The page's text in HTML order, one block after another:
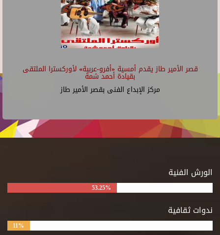
قصر الأمير طاز يقدم أمسية «أفرو-عربية» لأوركسترا الملتقى
بقيادة أحمد شمة
مركز الإبداع الفنى بقصر الأمير طاز
الورش الفنية
53.25%
ندوات ثقافية
11%